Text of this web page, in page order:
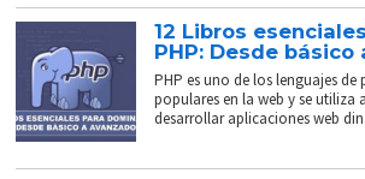
12 Libros
PHP: Desde básico
PHP es uno de los lenguajes
populares en la web y se utiliza
desarrollar aplicaciones web